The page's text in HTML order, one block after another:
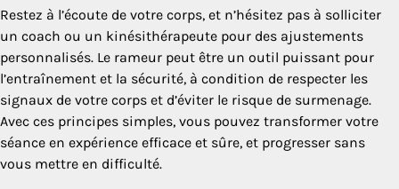
Restez à l’écoute de votre corps, et n’hésitez pas à solliciter
un coach ou un kinésithérapeute pour des ajustements
personnalisés. Le rameur peut être un outil puissant pour
l’entraînement et la sécurité, à condition de respecter les
signaux de votre corps et d’éviter le risque de surmenage.
Avec ces principes simples, vous pouvez transformer votre
séance en expérience efficace et sûre, et progresser sans
vous mettre en difficulté.